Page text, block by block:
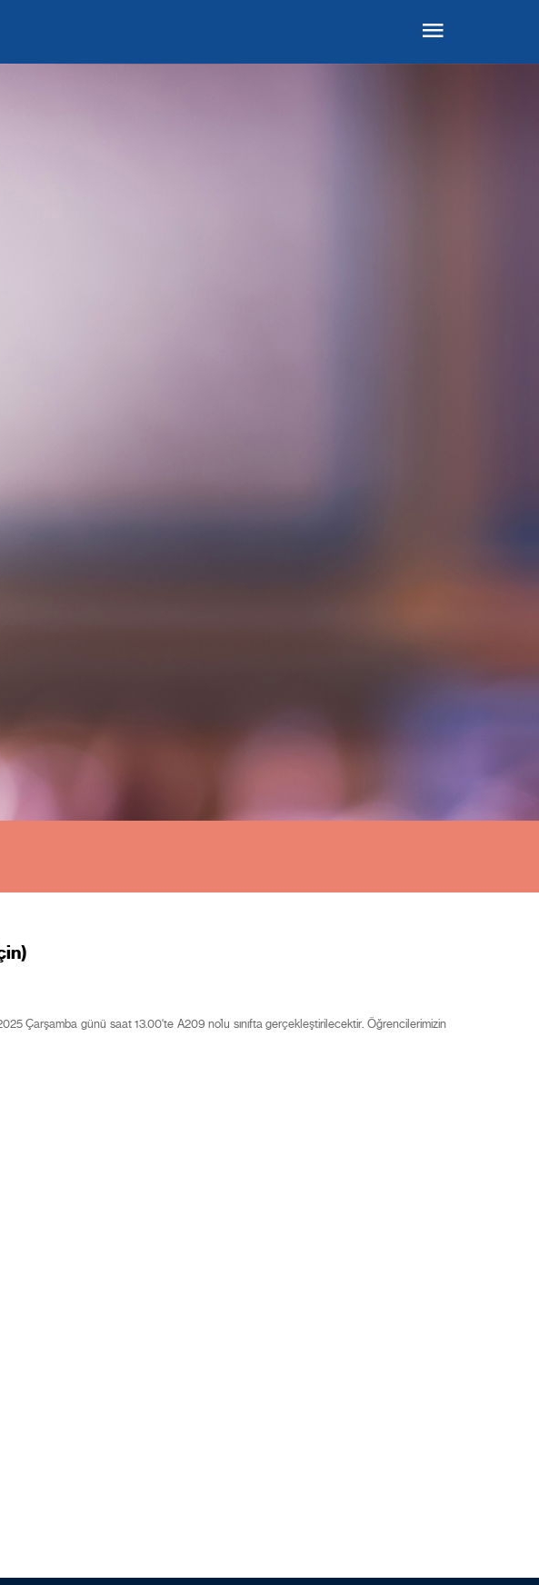
Çarşamba günü saat 13.00'te A209 no’lu sınıfta gerçekleştirilecektir. Öğrencilerimizin